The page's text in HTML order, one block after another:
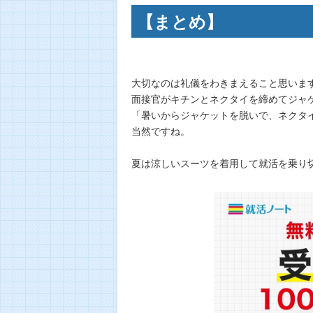
【まとめ】
大切なのは礼儀をわきまえること思いま
面接官がキチンとネクタイを締めてジャ
「暑いからジャケットを脱いで、ネク
当然ですね。
夏は涼しいスーツを着用して就活を乗り